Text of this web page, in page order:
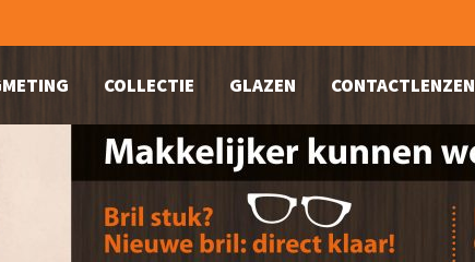
COLLECTIE GLAZEN CONTACTLENZEN